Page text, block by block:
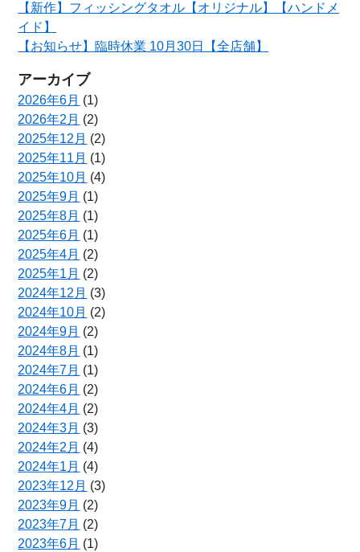
【新作】フィッシングタオル【オリジナル】【ハンドメ
イド】
【お知らせ】臨時休業 10月30日【全店舗】
アーカイブ
2026年6月 (1)
2026年2月 (2)
2025年12月 (2)
2025年11月 (1)
2025年10月 (4)
2025年9月 (1)
2025年8月 (1)
2025年6月 (1)
2025年4月 (2)
2025年1月 (2)
2024年12月 (3)
2024年10月 (2)
2024年9月 (2)
2024年8月 (1)
2024年7月 (1)
2024年6月 (2)
2024年4月 (2)
2024年3月 (3)
2024年2月 (4)
2024年1月 (4)
2023年12月 (3)
2023年9月 (2)
2023年7月 (2)
2023年6月 (1)